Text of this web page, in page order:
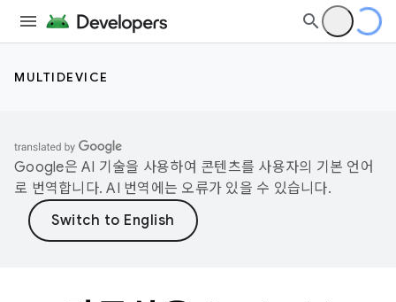
MULTIDEVICE
Google은 AI 기술을 사용하여 콘텐츠를 사용자의 기본 언어
로 번역합니다. AI 번역에는 오류가 있을 수 있습니다.